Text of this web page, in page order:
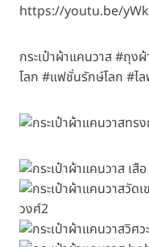
https://youtu.be/
กระเป๋าผ้าแคนวาส #ถุง
โลก #แฟชั่นรักษ์โลก #ไ